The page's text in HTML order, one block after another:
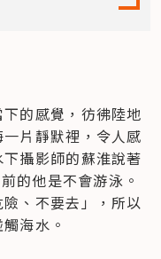
下的感覺，彷彿陸地
片靜默裡，令人感
攝影師的蘇淮說著
的他是不會游泳。
、不要去」，所以
海水。